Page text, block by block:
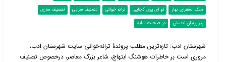
ملک الشعرای بهار
تو ای پری کجایی ترانه خوانی تصنیف سرایی
تصنیف سازی
پیر پرنیان اندیش
در صحبت سایه
شهرستان ادب: تازه‌ترین مطلب پروندۀ ترانه‌خوانی سایت شهرستان ادب،
مروری است بر خاطرات هوشنگ ابتهاج، شاعر بزرگ معاصر، درخصوص تصنیف